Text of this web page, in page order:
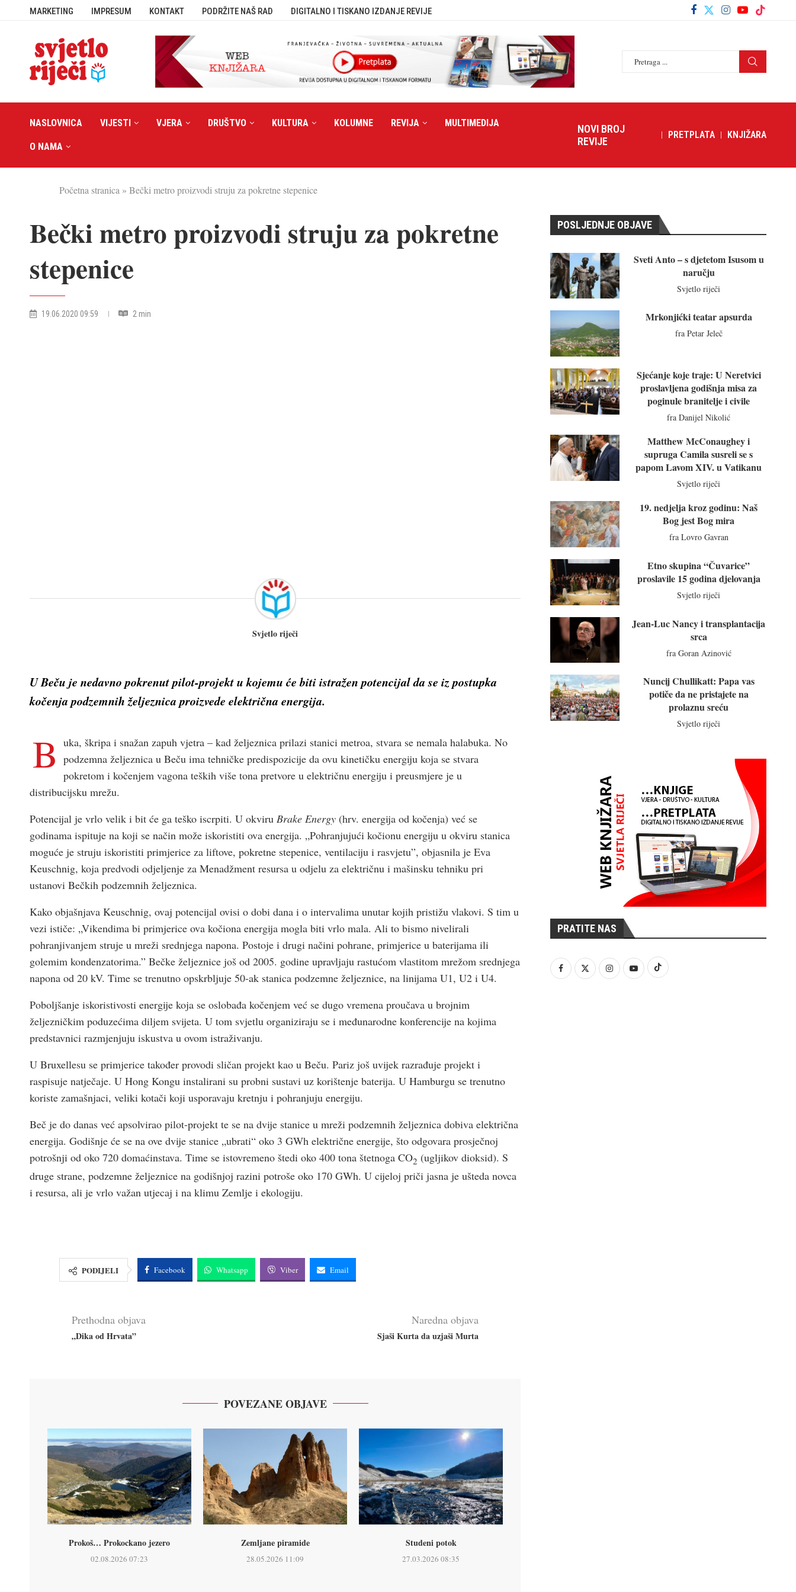
MARKETING IMPRESUM KONTAKT PODRŽITE NAŠ RAD DIGITALNO I TISKANO IZDANJE REVIJE
NASLOVNICA VIJESTI VJERA DRUŠTVO KULTURA KOLUMNE REVIJA MULTIMEDIJA
O NAMA
NOVI BROJ
REVIJE
PRETPLATA KNJIŽARA
Početna stranica » Bečki metro proizvodi struju za pokretne stepenice
Bečki metro proizvodi struju za pokretne
stepenice
19.06.2020 09:59 2 min
Svjetlo riječi
U Beču je nedavno pokrenut pilot-projekt u kojemu će biti istražen potencijal da se iz postupka
kočenja podzemnih željeznica proizvede električna energija.
B uka, škripa i snažan zapuh vjetra – kad željeznica prilazi stanici metroa, stvara se nemala halabuka. No
podzemna željeznica u Beču ima tehničke predispozicije da ovu kinetičku energiju koja se stvara
pokretom i kočenjem vagona teških više tona pretvore u električnu energiju i preusmjere je u
distribucijsku mrežu.
Potencijal je vrlo velik i bit će ga teško iscrpiti. U okviru Brake Energy (hrv. energija od kočenja) već se
godinama ispituje na koji se način može iskoristiti ova energija. „Pohranjujući kočionu energiju u okviru stanica
moguće je struju iskoristiti primjerice za liftove, pokretne stepenice, ventilaciju i rasvjetu”, objasnila je Eva
Keuschnig, koja predvodi odjeljenje za Menadžment resursa u odjelu za električnu i mašinsku tehniku pri
ustanovi Bečkih podzemnih željeznica.
Kako objašnjava Keuschnig, ovaj potencijal ovisi o dobi dana i o intervalima unutar kojih pristižu vlakovi. S tim u
vezi ističe: „Vikendima bi primjerice ova kočiona energija mogla biti vrlo mala. Ali to bismo nivelirali
pohranjivanjem struje u mreži srednjega napona. Postoje i drugi načini pohrane, primjerice u baterijama ili
golemim kondenzatorima.” Bečke željeznice još od 2005. godine upravljaju rastućom vlastitom mrežom srednjega
napona od 20 kV. Time se trenutno opskrbljuje 50-ak stanica podzemne željeznice, na linijama U1, U2 i U4.
Poboljšanje iskoristivosti energije koja se oslobađa kočenjem već se dugo vremena proučava u brojnim
željezničkim poduzećima diljem svijeta. U tom svjetlu organiziraju se i međunarodne konferencije na kojima
predstavnici razmjenjuju iskustva u ovom istraživanju.
U Bruxellesu se primjerice također provodi sličan projekt kao u Beču. Pariz još uvijek razrađuje projekt i
raspisuje natječaje. U Hong Kongu instalirani su probni sustavi uz korištenje baterija. U Hamburgu se trenutno
koriste zamašnjaci, veliki kotači koji usporavaju kretnju i pohranjuju energiju.
Beč je do danas već apsolvirao pilot-projekt te se na dvije stanice u mreži podzemnih željeznica dobiva električna
energija. Godišnje će se na ove dvije stanice „ubrati“ oko 3 GWh električne energije, što odgovara prosječnoj
potrošnji od oko 720 domaćinstava. Time se istovremeno štedi oko 400 tona štetnoga CO2 (ugljikov dioksid). S
druge strane, podzemne željeznice na godišnjoj razini potroše oko 170 GWh. U cijeloj priči jasna je ušteda novca
i resursa, ali je vrlo važan utjecaj i na klimu Zemlje i ekologiju.
PODIJELI Facebook Whatsapp Viber Email
Prethodna objava
„Dika od Hrvata”
Naredna objava
Sjaši Kurta da uzjaši Murta
POVEZANE OBJAVE
Prokoš… Prokockano jezero
02.08.2026 07:23
Zemljane piramide
28.05.2026 11:09
Studeni potok
27.03.2026 08:35
POSLJEDNJE OBJAVE
Sveti Anto – s djetetom Isusom u
naručju
Svjetlo riječi
Mrkonjićki teatar apsurda
fra Petar Jeleč
Sjećanje koje traje: U Neretvici
proslavljena godišnja misa za
poginule branitelje i civile
fra Danijel Nikolić
Matthew McConaughey i
supruga Camila susreli se s
papom Lavom XIV. u Vatikanu
Svjetlo riječi
19. nedjelja kroz godinu: Naš
Bog jest Bog mira
fra Lovro Gavran
Etno skupina “Čuvarice”
proslavile 15 godina djelovanja
Svjetlo riječi
Jean-Luc Nancy i transplantacija
srca
fra Goran Azinović
Nuncij Chullikatt: Papa vas
potiče da ne pristajete na
prolaznu sreću
Svjetlo riječi
PRATITE NAS